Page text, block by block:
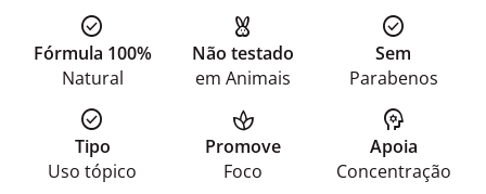
check_circle
Fórmula 100%
Natural
cruelty_free
Não testado
em Animais
check_circle
Sem
Parabenos
check_circle
Tipo
Uso tópico
spa
Promove
Foco
psychology
Apoia
Concentração